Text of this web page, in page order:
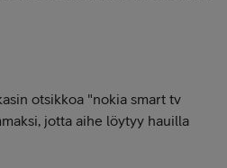
otsikkoa "nokia smart tv
jotta aihe löytyy hauilla